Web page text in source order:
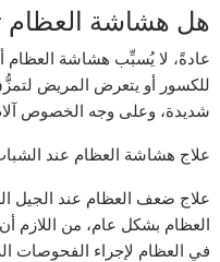
هل هشاشة العظام
عادةً، لا يُسبِّب هشاشة العظام
للكسور أو يتعرض المريض
شديدة، وعلى وجه الخصوص
علاج هشاشة العظام عند
علاج ضعف العظام عند الجيل
العظام بشكل عام، من
في العظام لإجراء الفحوصات